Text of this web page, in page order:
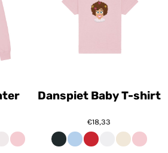
Danspiet Baby T-shirt
€18,33